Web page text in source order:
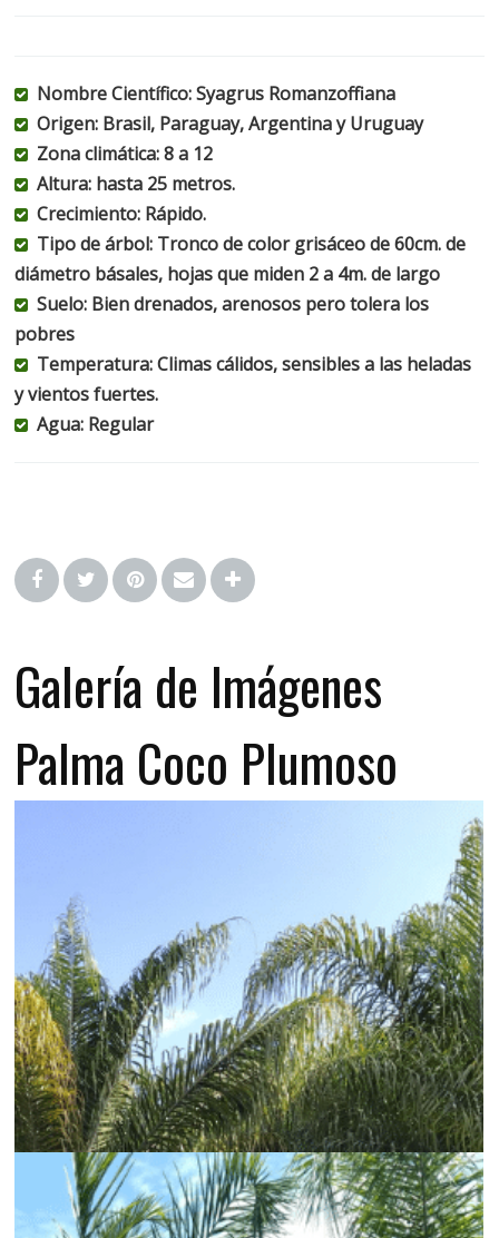
Nombre Científico: Syagrus Romanzoffiana
Origen: Brasil, Paraguay, Argentina y Uruguay
Zona climática: 8 a 12
Altura: hasta 25 metros.
Crecimiento: Rápido.
Tipo de árbol: Tronco de color grisáceo de 60cm. de
diámetro básales, hojas que miden 2 a 4m. de largo
Suelo: Bien drenados, arenosos pero tolera los
pobres
Temperatura: Climas cálidos, sensibles a las heladas
y vientos fuertes.
Agua: Regular
Galería de Imágenes
Palma Coco Plumoso